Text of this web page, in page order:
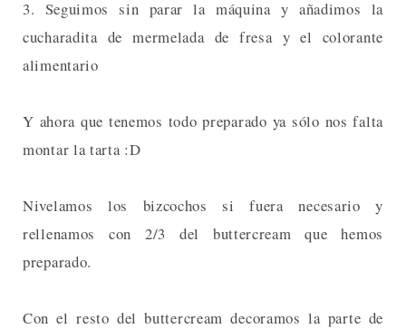
3. Seguimos sin parar la máquina y añadimos la
cucharadita de mermelada de fresa y el colorante
alimentario
Y ahora que tenemos todo preparado ya sólo nos falta
montar la tarta :D
Nivelamos los bizcochos si fuera necesario y
rellenamos con 2/3 del buttercream que hemos
preparado.
Con el resto del buttercream decoramos la parte de